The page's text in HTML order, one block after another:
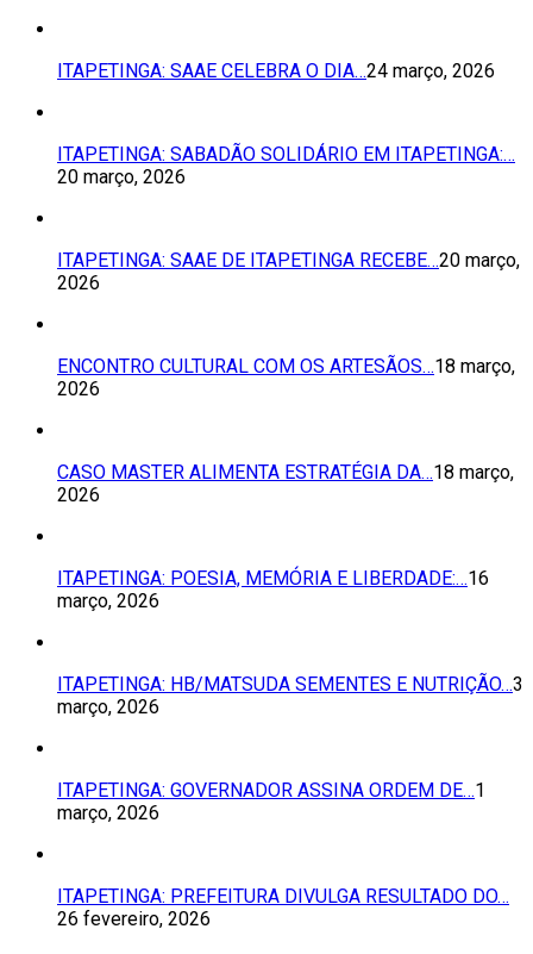
ITAPETINGA: SAAE CELEBRA O DIA…24 março, 2026
ITAPETINGA: SABADÃO SOLIDÁRIO EM ITAPETINGA:…
20 março, 2026
ITAPETINGA: SAAE DE ITAPETINGA RECEBE…20 março,
2026
ENCONTRO CULTURAL COM OS ARTESÃOS…18 março,
2026
CASO MASTER ALIMENTA ESTRATÉGIA DA…18 março,
2026
ITAPETINGA: POESIA, MEMÓRIA E LIBERDADE:…16
março, 2026
ITAPETINGA: HB/MATSUDA SEMENTES E NUTRIÇÃO…3
março, 2026
ITAPETINGA: GOVERNADOR ASSINA ORDEM DE…1
março, 2026
ITAPETINGA: PREFEITURA DIVULGA RESULTADO DO…
26 fevereiro, 2026